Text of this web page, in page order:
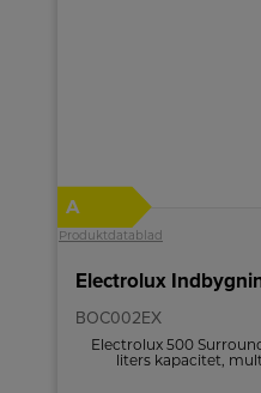
A
Produktdatablad
Electrolux
BOC002EX
Electrolux 500
liters kapacitet,